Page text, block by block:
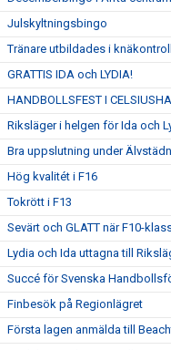
Julskyltningsbingo
Tränare utbildades i knäkontroll
GRATTIS IDA och LYDIA!
HANDBOLLSFEST I
Riksläger i helgen för Ida och
Bra uppslutning under
Hög kvalitét i F16
Tokrött i F13
Sevärt och GLATT när F10-
Lydia och Ida uttagna till
Succé för Svenska
Finbesök på Regionlägret
Första lagen anmälda till